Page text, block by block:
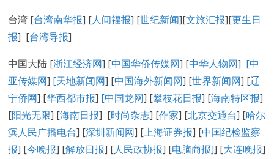
台湾 [台湾南华报] [人间福报] [世纪新闻][文旅汇报][更生日
报] [台湾导报]
中国大陆 [浙江经济网] [中国华侨传媒网] [中华人物网] [中
亚传媒网] [天地新闻网] [中国海外新闻网] [世界新闻网] [辽
宁侨网] [华西都市报] [中国龙网] [攀枝花日报] [海南特区报]
[阳光无限] [海南日报] [时尚杂志] [作家] [北京交通台] [哈尔
滨人民广播电台] [深圳新闻网] [上海证券报] [中国纪检监察
报] [今晚报] [解放日报] [人民政协报] [电脑商报]] [大连晚报]